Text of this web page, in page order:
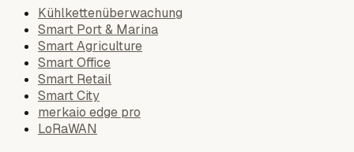
Kühlkettenüberwachung
Smart Port & Marina
Smart Agriculture
Smart Office
Smart Retail
Smart City
merkaio edge pro
LoRaWAN